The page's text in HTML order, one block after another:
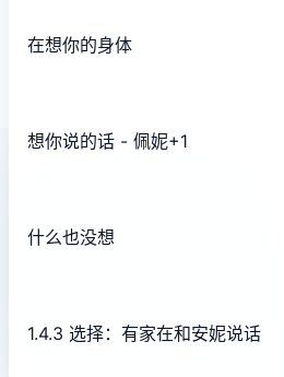
在想你的身体
想你说的话 - 佩妮+1
什么也没想
1.4.3 选择：有家在和安妮说话